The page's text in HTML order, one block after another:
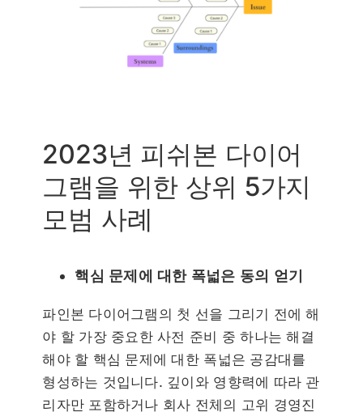
2023년 피쉬본 다이어
그램을 위한 상위 5가지
모범 사례
핵심 문제에 대한 폭넓은 동의 얻기
파인본 다이어그램의 첫 선을 그리기 전에 해
야 할 가장 중요한 사전 준비 중 하나는 해결
해야 할 핵심 문제에 대한 폭넓은 공감대를
형성하는 것입니다. 깊이와 영향력에 따라 관
리자만 포함하거나 회사 전체의 고위 경영진